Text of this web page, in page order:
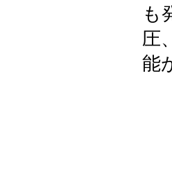
も
圧
能